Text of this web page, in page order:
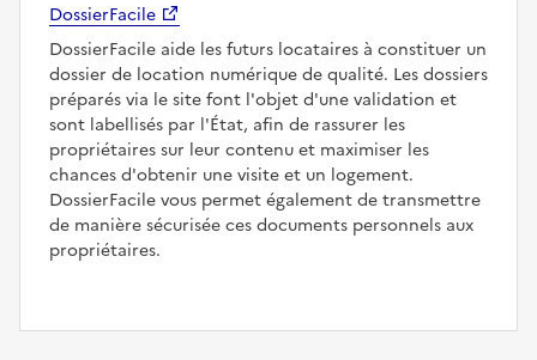
DossierFacile
DossierFacile aide les futurs locataires à constituer un
dossier de location numérique de qualité. Les dossiers
préparés via le site font l'objet d'une validation et
sont labellisés par l'État, afin de rassurer les
propriétaires sur leur contenu et maximiser les
chances d'obtenir une visite et un logement.
DossierFacile vous permet également de transmettre
de manière sécurisée ces documents personnels aux
propriétaires.